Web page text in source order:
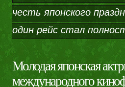
честь японского
один рейс стал
Молодая японская
международного